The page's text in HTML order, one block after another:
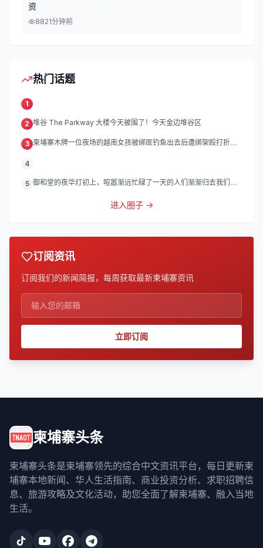
资
8821分钟前
热门话题
1
2 堆谷 The Parkway 大楼今天被围了！今天金边堆谷区
3 柬埔寨木牌一位夜场的越南女孩被绑匪钓鱼出去后遭绑架殴打折
4
5 御和堂的夜华灯初上，喧嚣渐远忙碌了一天的人们渐渐归去我们的
进入圈子 →
订阅资讯
订阅我们的新闻简报，每周获取最新柬埔寨资讯
立即订阅
柬埔寨头条
柬埔寨头条是柬埔寨领先的综合中文资讯平台，每日更新柬
埔寨本地新闻、华人生活指南、商业投资分析、求职招聘信
息、旅游攻略及文化活动，助您全面了解柬埔寨、融入当地
生活。